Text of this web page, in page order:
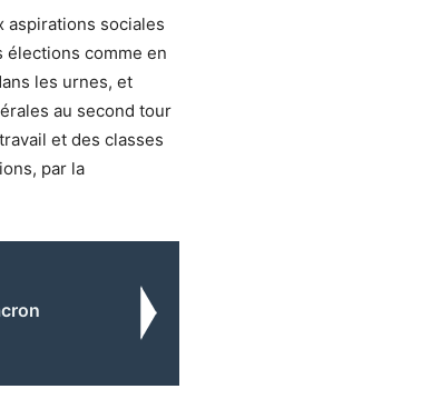
aspirations sociales
comme en
les urnes, et
au second tour
et des classes
par la